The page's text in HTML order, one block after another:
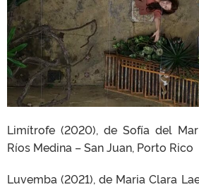
Limítrofe (2020), de Sofía del
Ríos Medina – San Juan, Porto Rico
Luvemba (2021), de Maria Clara